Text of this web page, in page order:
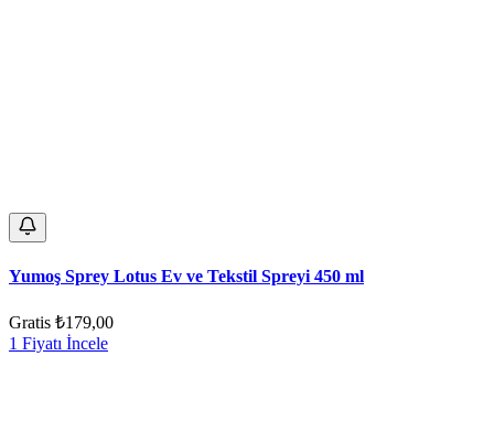
Yumoş Sprey Lotus Ev ve Tekstil Spreyi 450 ml
Gratis ₺179,00
1 Fiyatı İncele